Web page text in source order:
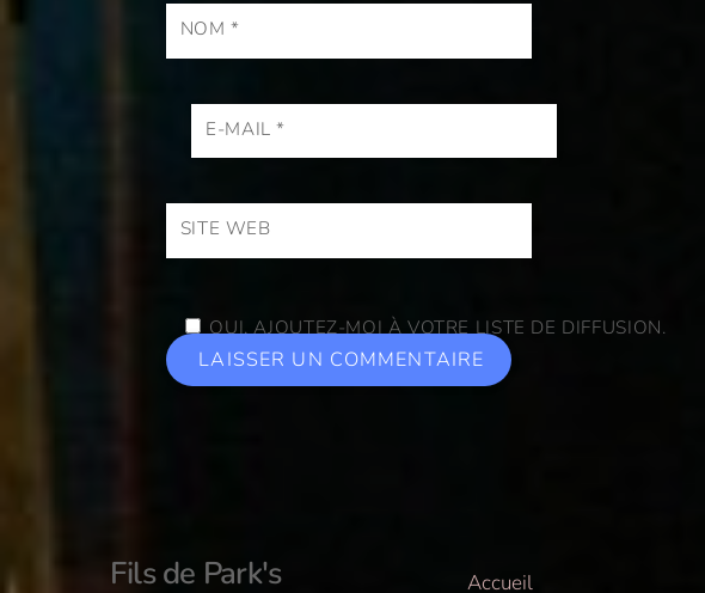
NOM*
E-MAIL*
SITE WEB
OUI, AJOUTEZ-MOI À VOTRE LISTE DE DIFFUSION.
Fils de Park's Accueil